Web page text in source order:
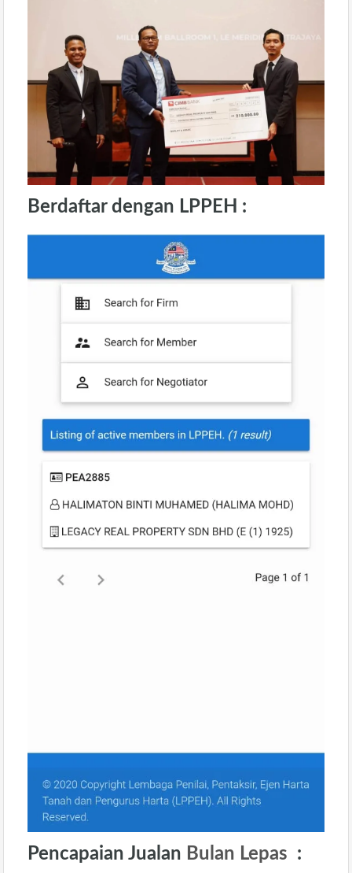
Berdaftar dengan LPPEH :
Pencapaian Jualan Bulan Lepas :